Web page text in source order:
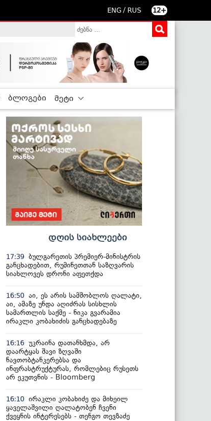
ENG / RUS 12+
ბლოგები მეტი
დღის სიახლეები
17:39 ბულგარეთის პრემიერ-მინისტრის
განცხადებით, რუმინეთთან საზღვარის
სიახლოვეს დრონი აფეთქდა
16:50 აი, ეს არის სამშობლოს ღალატი,
აი, ამაზე უნდა აღიძრას სისხლის
სამართლის საქმე - ნიკა გვარამია
ირაკლი კობახიძის განცხადებაზე
16:16 უკრაინა დათანხმდა, არ
დაარტყას შავი ზღვაში
ნავთობტანკერებსა და
ინფრასტრუქტურას, რომლებიც რუსეთს
არ ეკუთვნის - Bloomberg
16:10 ირაკლი კობახიძე და მიხეილ
ყაველაშვილი ღალატობენ ჩვენი
ქვეყნის ინტერესებს - თენგო თევზაძე